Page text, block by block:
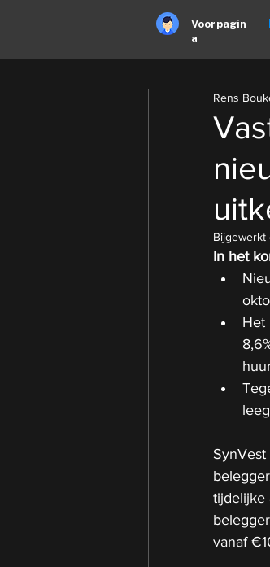
Voorpagin
a
Rens
Bijgewerkt
In het
Het
tijdelijke
vanaf